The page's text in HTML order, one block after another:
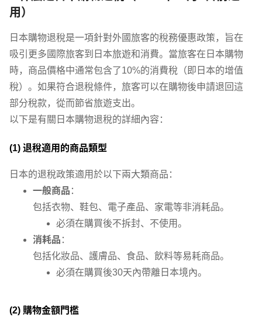
用）
日本購物退稅是一項針對外國旅客的稅務優惠政策，旨在
吸引更多國際旅客到日本旅遊和消費。當旅客在日本購物
時，商品價格中通常包含了10%的消費稅（即日本的增值
稅）。如果符合退稅條件，旅客可以在購物後申請退回這
部分稅款，從而節省旅遊支出。
以下是有關日本購物退稅的詳細內容：
(1) 退稅適用的商品類型
日本的退稅政策適用於以下兩大類商品：
一般商品 ：
包括衣物、鞋包、電子產品、家電等非消耗品。
必須在購買後不拆封、不使用。
消耗品 ：
包括化妝品、護膚品、食品、飲料等易耗商品。
必須在購買後30天內帶離日本境內。
(2) 購物金額門檻